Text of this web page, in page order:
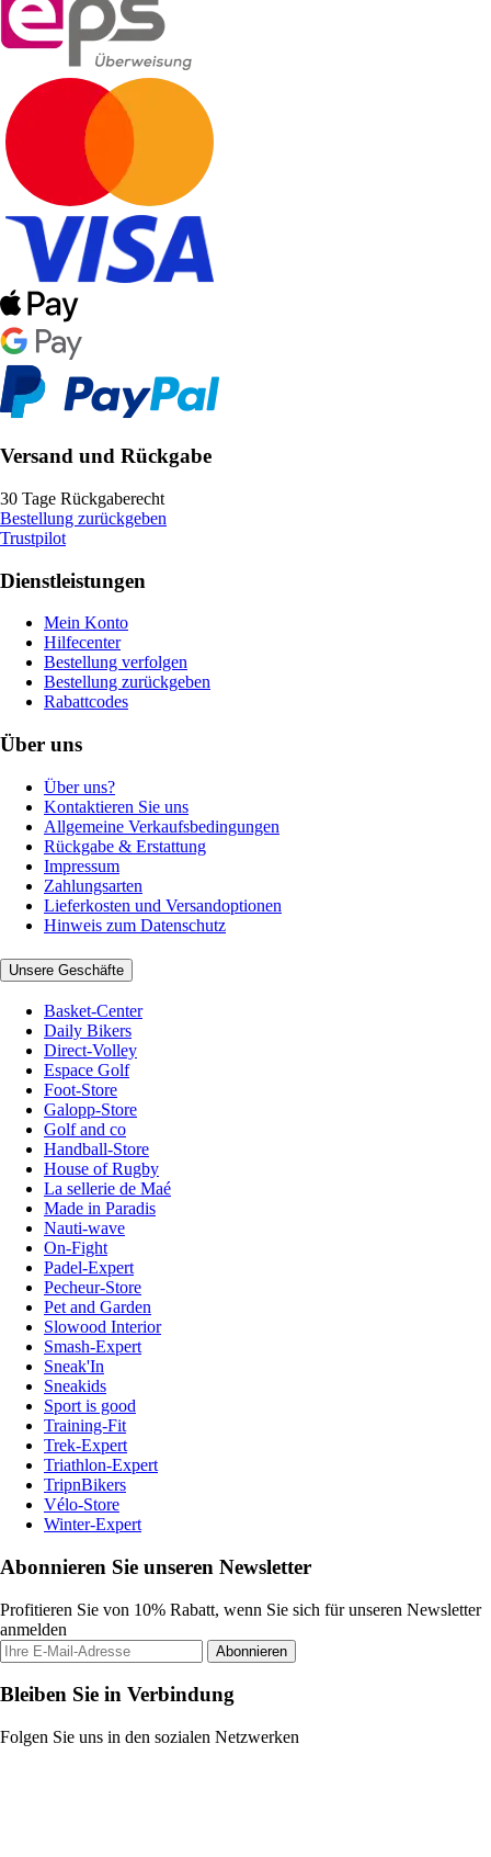
Versand und Rückgabe
30 Tage Rückgaberecht
Bestellung zurückgeben
Trustpilot
Dienstleistungen
Mein Konto
Hilfecenter
Bestellung verfolgen
Bestellung zurückgeben
Rabattcodes
Über uns
Über uns?
Kontaktieren Sie uns
Allgemeine Verkaufsbedingungen
Rückgabe & Erstattung
Impressum
Zahlungsarten
Lieferkosten und Versandoptionen
Hinweis zum Datenschutz
Unsere Geschäfte
Basket-Center
Daily Bikers
Direct-Volley
Espace Golf
Foot-Store
Galopp-Store
Golf and co
Handball-Store
House of Rugby
La sellerie de Maé
Made in Paradis
Nauti-wave
On-Fight
Padel-Expert
Pecheur-Store
Pet and Garden
Slowood Interior
Smash-Expert
Sneak'In
Sneakids
Sport is good
Training-Fit
Trek-Expert
Triathlon-Expert
TripnBikers
Vélo-Store
Winter-Expert
Abonnieren Sie unseren Newsletter
Profitieren Sie von 10% Rabatt, wenn Sie sich für unseren Newsletter
anmelden
Abonnieren
Bleiben Sie in Verbindung
Folgen Sie uns in den sozialen Netzwerken